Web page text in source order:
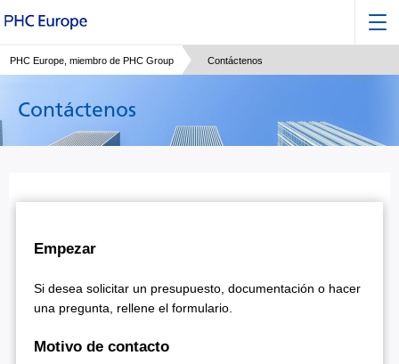
PHC Europe, miembro de PHC Group Contáctenos
Contáctenos